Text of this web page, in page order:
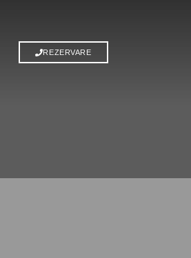
REZERVARE